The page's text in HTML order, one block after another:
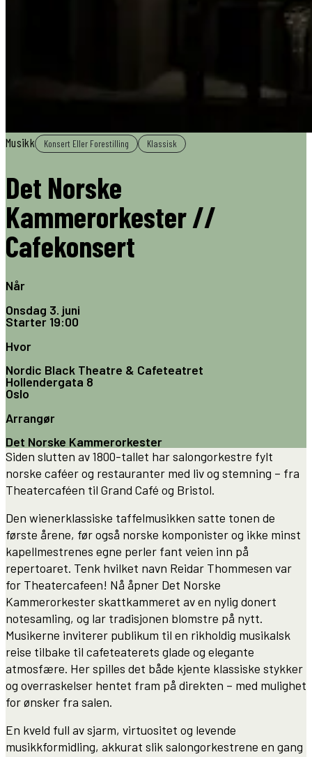
Musikk Konsert Eller Forestilling Klassisk
Det Norske
Kammerorkester //
Cafekonsert
Når
Onsdag 3. juni
Starter19:00
Hvor
Nordic Black Theatre & Cafeteatret
Hollendergata 8
Oslo
Arrangør
Det Norske Kammerorkester
Siden slutten av 1800-tallet har salongorkestre fylt
norske caféer og restauranter med liv og stemning – fra
Theatercaféen til Grand Café og Bristol.
Den wienerklassiske taffelmusikken satte tonen de
første årene, før også norske komponister og ikke minst
kapellmestrenes egne perler fant veien inn på
repertoaret. Tenk hvilket navn Reidar Thommesen var
for Theatercafeen! Nå åpner Det Norske
Kammerorkester skattkammeret av en nylig donert
notesamling, og lar tradisjonen blomstre på nytt.
Musikerne inviterer publikum til en rikholdig musikalsk
reise tilbake til cafeteaterets glade og elegante
atmosfære. Her spilles det både kjente klassiske stykker
og overraskelser hentet fram på direkten – med mulighet
for ønsker fra salen.
En kveld full av sjarm, virtuositet og levende
musikkformidling, akkurat slik salongorkestrene en gang